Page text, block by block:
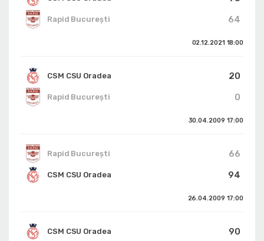
64
Rapid București
02.12.2021 18:00
CSM CSU Oradea
20
0
Rapid București
30.04.2009 17:00
Rapid București
66
94
CSM CSU Oradea
26.04.2009 17:00
CSM CSU Oradea
90